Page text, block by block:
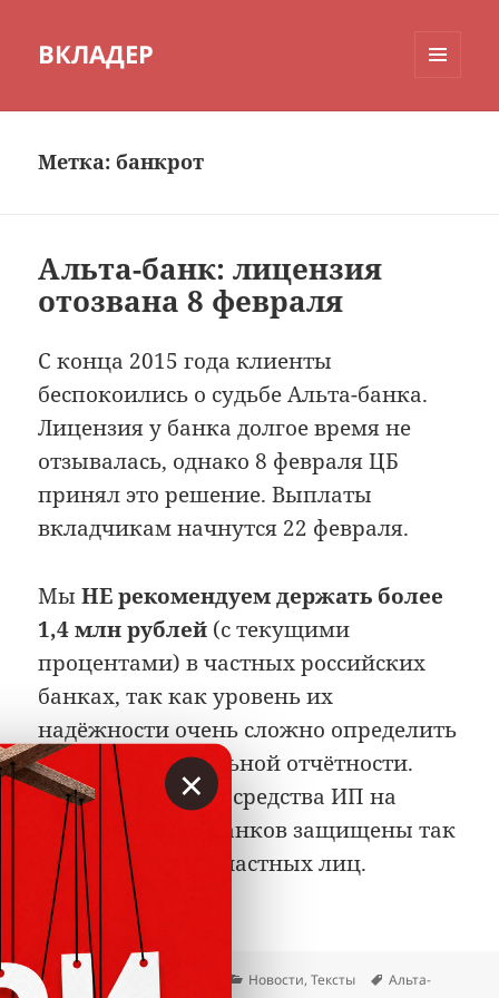
ВКЛАДЕР
Метка:банкрот
Альта-банк: лицензия
отозвана 8 февраля
С конца 2015 года клиенты
беспокоились о судьбе Альта-банка.
Лицензия у банка долгое время не
отзывалась, однако 8 февраля ЦБ
принял это решение. Выплаты
вкладчикам начнутся 22 февраля.
МыНЕ рекомендуем держать более
1,4 млн рублей (с текущими
процентами) в частных российских
банках, так как уровень их
надёжности очень сложно определить
даже по официальной отчётности.
Напоминаем, что средства ИП на
счетах частных банков защищены так
же, как средства частных лиц.
Читать далее
Опубликовано
08.02.2015 Автор Рубрики
Новости,Тексты Метки
Альта-
×